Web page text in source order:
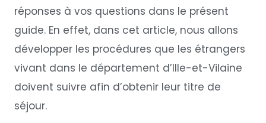
réponses à vos questions dans le présent
guide. En effet, dans cet article, nous allons
développer les procédures que les étrangers
vivant dans le département d’Ille-et-Vilaine
doivent suivre afin d’obtenir leur titre de
séjour.